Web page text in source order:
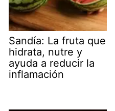
Sandía: La fruta que
hidrata, nutre y
ayuda a reducir la
inflamación